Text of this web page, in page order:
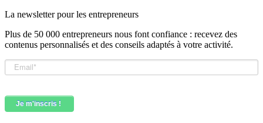
La newsletter pour les entrepreneurs
Plus de 50 000 entrepreneurs nous font confiance : recevez des
contenus personnalisés et des conseils adaptés à votre activité.